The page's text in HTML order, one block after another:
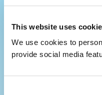
This website uses
We use cookies to
provide social media
Další